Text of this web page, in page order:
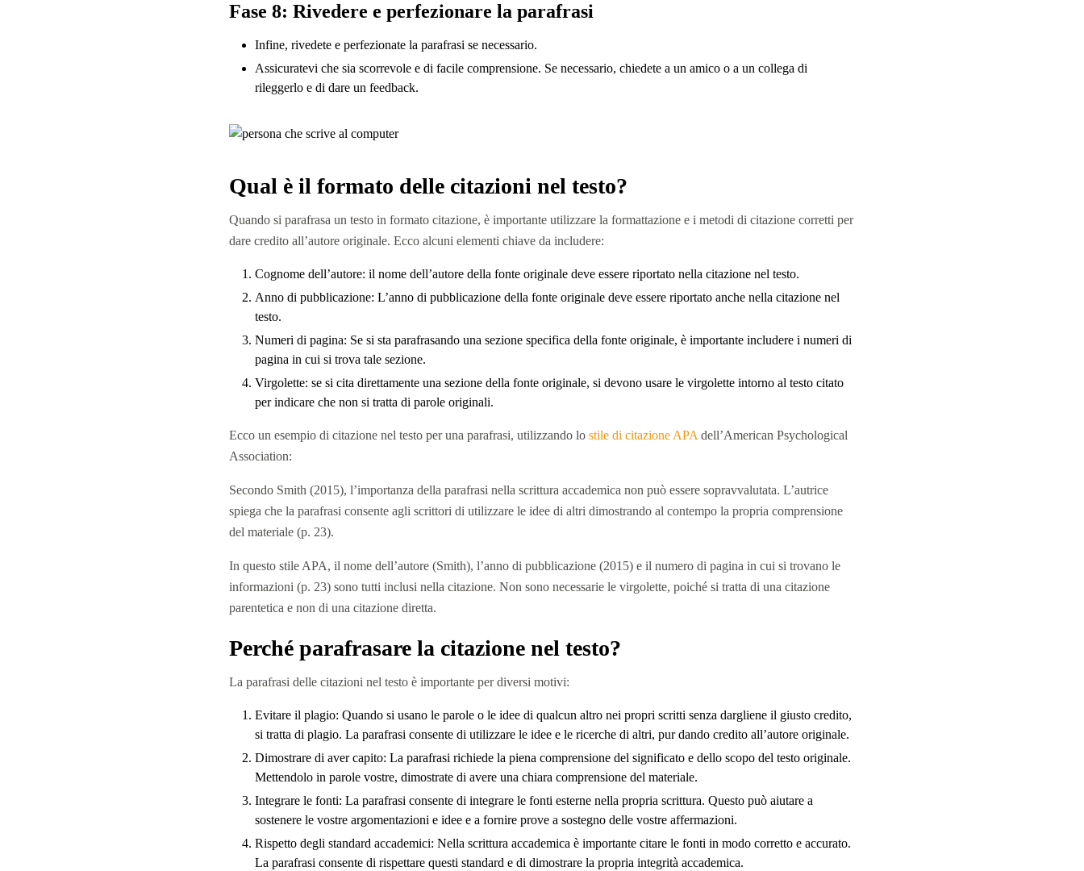
Fase 8: Rivedere e perfezionare la parafrasi
Infine, rivedete e perfezionate la parafrasi se necessario.
Assicuratevi che sia scorrevole e di facile comprensione. Se necessario, chiedete a un amico o a un collega di
rileggerlo e di dare un feedback.
Qual è il formato delle citazioni nel testo?
Quando si parafrasa un testo in formato citazione, è importante utilizzare la formattazione e i metodi di citazione corretti per
dare credito all’autore originale. Ecco alcuni elementi chiave da includere:
Cognome dell’autore: il nome dell’autore della fonte originale deve essere riportato nella citazione nel testo.
Anno di pubblicazione: L’anno di pubblicazione della fonte originale deve essere riportato anche nella citazione nel
testo.
Numeri di pagina: Se si sta parafrasando una sezione specifica della fonte originale, è importante includere i numeri di
pagina in cui si trova tale sezione.
Virgolette: se si cita direttamente una sezione della fonte originale, si devono usare le virgolette intorno al testo citato
per indicare che non si tratta di parole originali.
Ecco un esempio di citazione nel testo per una parafrasi, utilizzando lo stile di citazione APA dell’American Psychological
Association:
Secondo Smith (2015), l’importanza della parafrasi nella scrittura accademica non può essere sopravvalutata. L’autrice
spiega che la parafrasi consente agli scrittori di utilizzare le idee di altri dimostrando al contempo la propria comprensione
del materiale (p. 23).
In questo stile APA, il nome dell’autore (Smith), l’anno di pubblicazione (2015) e il numero di pagina in cui si trovano le
informazioni (p. 23) sono tutti inclusi nella citazione. Non sono necessarie le virgolette, poiché si tratta di una citazione
parentetica e non di una citazione diretta.
Perché parafrasare la citazione nel testo?
La parafrasi delle citazioni nel testo è importante per diversi motivi:
Evitare il plagio: Quando si usano le parole o le idee di qualcun altro nei propri scritti senza dargliene il giusto credito,
si tratta di plagio. La parafrasi consente di utilizzare le idee e le ricerche di altri, pur dando credito all’autore originale.
Dimostrare di aver capito: La parafrasi richiede la piena comprensione del significato e dello scopo del testo originale.
Mettendolo in parole vostre, dimostrate di avere una chiara comprensione del materiale.
Integrare le fonti: La parafrasi consente di integrare le fonti esterne nella propria scrittura. Questo può aiutare a
sostenere le vostre argomentazioni e idee e a fornire prove a sostegno delle vostre affermazioni.
Rispetto degli standard accademici: Nella scrittura accademica è importante citare le fonti in modo corretto e accurato.
La parafrasi consente di rispettare questi standard e di dimostrare la propria integrità accademica.